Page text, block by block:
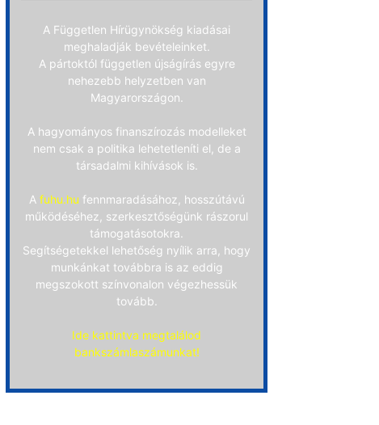
A Független Hírügynökség kiadásai
meghaladják bevételeinket.
A pártoktól független újságírás egyre
nehezebb helyzetben van
Magyarországon.
A hagyományos finanszírozás modelleket
nem csak a politika lehetetleníti el, de a
társadalmi kihívások is.
A fuhu.hu fennmaradásához, hosszútávú
működéséhez, szerkesztőségünk rászorul
támogatásotokra.
Segítségetekkel lehetőség nyílik arra, hogy
munkánkat továbbra is az eddig
megszokott színvonalon végezhessük
tovább.
Ide kattintva megtalálod
bankszámlaszámunkat!